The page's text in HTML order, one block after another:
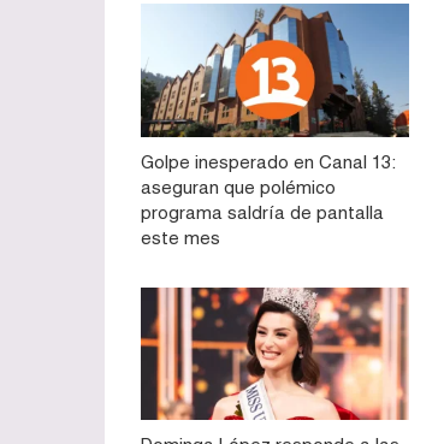
Golpe inesperado en Canal 13:
aseguran que polémico
programa saldría de pantalla
este mes